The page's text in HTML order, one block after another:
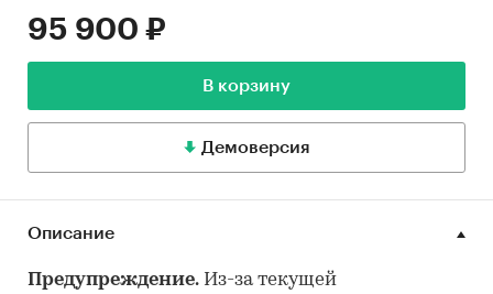
95 900 ₽
В корзину
Демоверсия
Описание
Предупреждение. Из-за текущей